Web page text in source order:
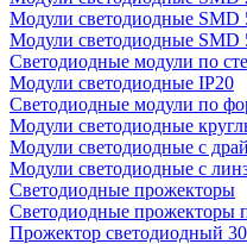
Модули светодиодные SMD
Модули светодиодные SMD
Светодиодные модули по
Модули светодиодные IP20
Светодиодные модули по
Модули светодиодные
Модули светодиодные с
Модули светодиодные с
Светодиодные прожекторы
Светодиодные прожекторы
Прожектор светодиодный